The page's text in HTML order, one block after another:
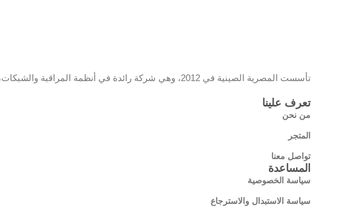
تأسست المصرية الصينية في 2012، وهي شركة رائدة في أنظمة المراقبة والشبكات، تحمل علامة EC وموزع معتمد لمنتجات تي بي لينك، وتقدم حلولًا تقنية مبتكرة تجمع بين الجودة والتكنولوجيا الحديثة
تعرف علينا
من نحن
المتجر
تواصل معنا
المساعدة
سياسة الخصوصية
سياسة الاستبدال والاسترجاع